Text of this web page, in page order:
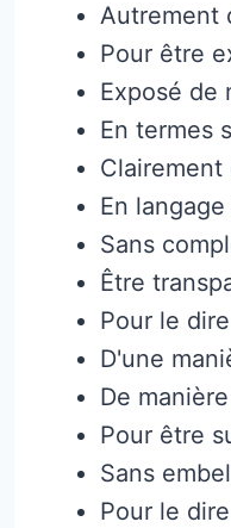
Autrement
Pour être
Exposé de
En termes
Clairement
En
Sans
Être
Pour le
D'une
De
Pour être
Sans
Pour le